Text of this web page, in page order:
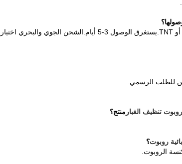
للطلب الرسمي.
تنظيف الغبار منتج؟
روبوت؟
الروبوت.